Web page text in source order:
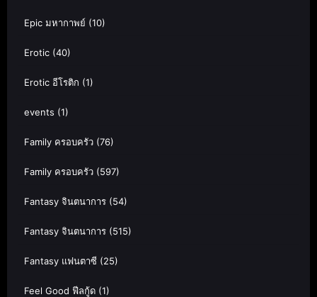
Epic มหากาพย์ (10)
Erotic (40)
Erotic อีโรติก (1)
events (1)
Family ครอบครัว (76)
Family ครอบครัว (597)
Fantasy จินตนาการ (54)
Fantasy จินตนาการ (515)
Fantasy แฟนตาซี (25)
Feel Good ฟีลกู้ด (1)